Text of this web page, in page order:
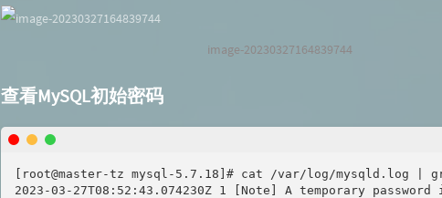
image-20230327164839744
查看MySQL初始密码
[root@master-tz mysql-5.7.18]# cat /var/log/mysqld.log |
2023-03-27T08:52:43.074230Z 1 [Note] A temporary